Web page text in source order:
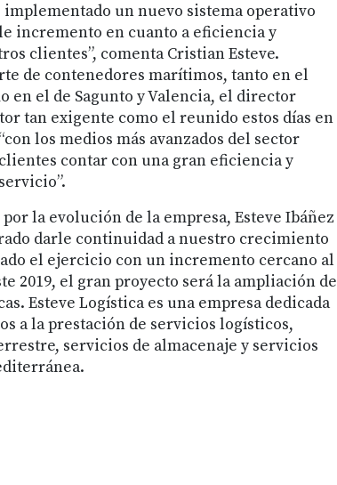
implementado un nuevo sistema operativo
incremento en cuanto a eficiencia y
clientes”, comenta Cristian Esteve.
de contenedores marítimos, tanto en el
en el de Sagunto y Valencia, el director
tan exigente como el reunido estos días en
los medios más avanzados del sector
contar con una gran eficiencia y
la evolución de la empresa, Esteve Ibáñez
darle continuidad a nuestro crecimiento
el ejercicio con un incremento cercano al
2019, el gran proyecto será la ampliación de
Esteve Logística es una empresa dedicada
a la prestación de servicios logísticos,
servicios de almacenaje y servicios